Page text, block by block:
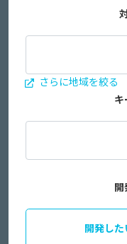
さらに地域を絞る
開発し